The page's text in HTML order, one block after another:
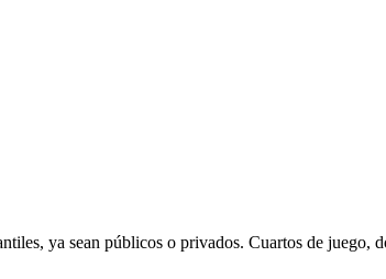
ya sean públicos o privados. Cuartos de